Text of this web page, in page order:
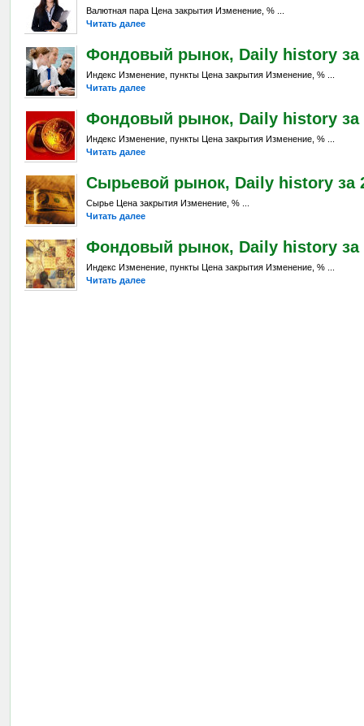
Валютная пара Цена закрытия Изменение, % ...
Читать далее
Фондовый рынок, Daily history за
Индекс Изменение, пункты Цена закрытия Изменение, % ...
Читать далее
Фондовый рынок, Daily history за
Индекс Изменение, пункты Цена закрытия Изменение, % ...
Читать далее
Сырьевой рынок, Daily history за
Сырье Цена закрытия Изменение, % ...
Читать далее
Фондовый рынок, Daily history за
Индекс Изменение, пункты Цена закрытия Изменение, % ...
Читать далее